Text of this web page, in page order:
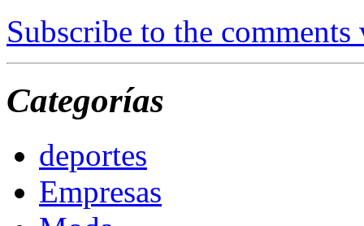
Subscribe to the comments
Categorías
deportes
Empresas